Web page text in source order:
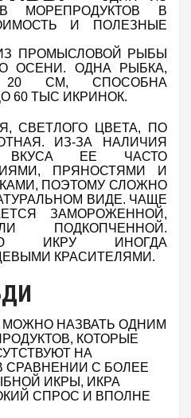
МОРЕПРОДУКТОВ В
И ПОЛЕЗНЫЕ
ПРОМЫСЛОВОЙ РЫБЫ
ОСЕНИ. ОДНА РЫБКА,
СМ, СПОСОБНА
60 ТЫС ИКРИНОК.
СВЕТЛОГО ЦВЕТА, ПО
ИЗ-ЗА НАЛИЧИЯ
ВКУСА ЕЕ ЧАСТО
ПРЯНОСТЯМИ И
ПОЭТОМУ СЛОЖНО
ВИДЕ. ЧАЩЕ
ЗАМОРОЖЕННОЙ,
ПОДКОПЧЕННОЙ.
ИКРУ ИНОГДА
КРАСИТЕЛЯМИ.
НАЗВАТЬ ОДНИМ
КОТОРЫЕ
НА
СРАВНЕНИИ С БОЛЕЕ
ИКРЫ, ИКРА
СПРОС И ВПОЛНЕ